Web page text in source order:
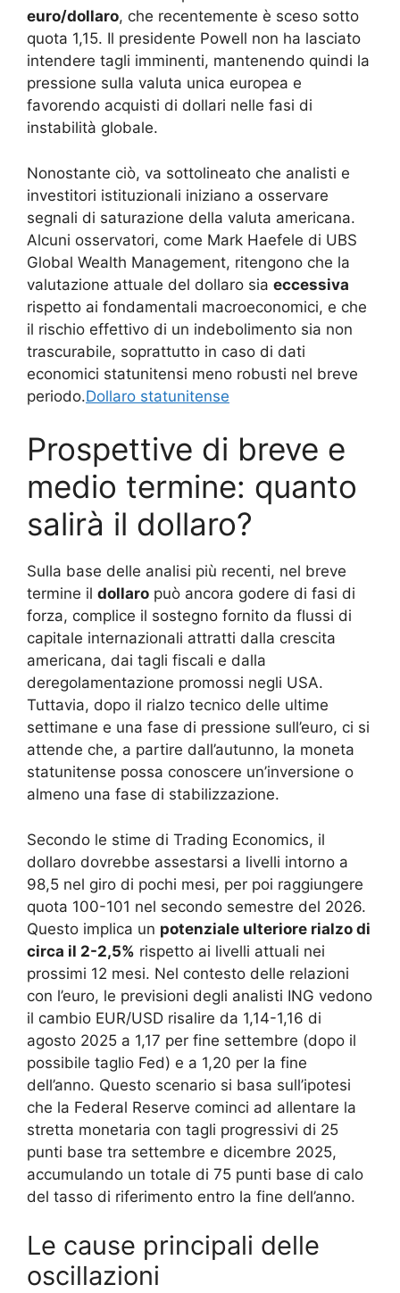
euro/dollaro, che recentemente è sceso sotto
quota 1,15. Il presidente Powell non ha lasciato
intendere tagli imminenti, mantenendo quindi la
pressione sulla valuta unica europea e
favorendo acquisti di dollari nelle fasi di
instabilità globale.
Nonostante ciò, va sottolineato che analisti e
investitori istituzionali iniziano a osservare
segnali di saturazione della valuta americana.
Alcuni osservatori, come Mark Haefele di UBS
Global Wealth Management, ritengono che la
valutazione attuale del dollaro sia eccessiva
rispetto ai fondamentali macroeconomici, e che
il rischio effettivo di un indebolimento sia non
trascurabile, soprattutto in caso di dati
economici statunitensi meno robusti nel breve
periodo.Dollaro statunitense
Prospettive di breve e
medio termine: quanto
salirà il dollaro?
Sulla base delle analisi più recenti, nel breve
termine il dollaro può ancora godere di fasi di
forza, complice il sostegno fornito da flussi di
capitale internazionali attratti dalla crescita
americana, dai tagli fiscali e dalla
deregolamentazione promossi negli USA.
Tuttavia, dopo il rialzo tecnico delle ultime
settimane e una fase di pressione sull’euro, ci si
attende che, a partire dall’autunno, la moneta
statunitense possa conoscere un’inversione o
almeno una fase di stabilizzazione.
Secondo le stime di Trading Economics, il
dollaro dovrebbe assestarsi a livelli intorno a
98,5 nel giro di pochi mesi, per poi raggiungere
quota 100-101 nel secondo semestre del 2026.
Questo implica un potenziale ulteriore rialzo di
circa il 2-2,5% rispetto ai livelli attuali nei
prossimi 12 mesi. Nel contesto delle relazioni
con l’euro, le previsioni degli analisti ING vedono
il cambio EUR/USD risalire da 1,14-1,16 di
agosto 2025 a 1,17 per fine settembre (dopo il
possibile taglio Fed) e a 1,20 per la fine
dell’anno. Questo scenario si basa sull’ipotesi
che la Federal Reserve cominci ad allentare la
stretta monetaria con tagli progressivi di 25
punti base tra settembre e dicembre 2025,
accumulando un totale di 75 punti base di calo
del tasso di riferimento entro la fine dell’anno.
Le cause principali delle
oscillazioni